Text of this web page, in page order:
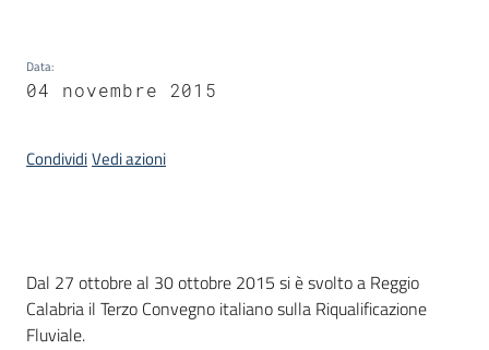
Data:
04 novembre 2015
CondividiVedi azioni
Introduzione
Dal 27 ottobre al 30 ottobre 2015 si è svolto a Reggio
Calabria il Terzo Convegno italiano sulla Riqualificazione
Fluviale.